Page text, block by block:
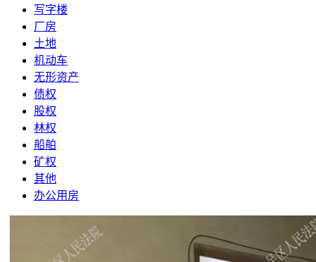
写字楼
厂房
土地
机动车
无形资产
债权
股权
林权
船舶
矿权
其他
办公用房